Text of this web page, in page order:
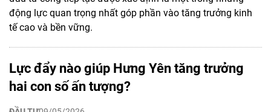
động lực quan trọng nhất góp phần vào tăng trưởng kinh
tế cao và bền vững.
Lực đẩy nào giúp Hưng Yên tăng trưởng
hai con số ấn tượng?